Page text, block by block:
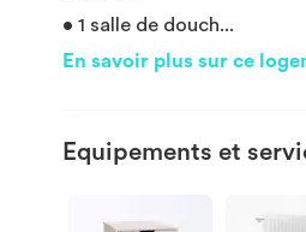
• 1 salle de douch...
En savoir plus sur ce
Equipements et